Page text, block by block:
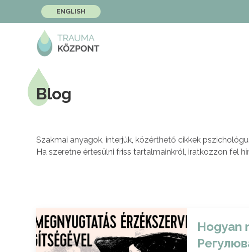
ENGLISH
Blog
Szakmai anyagok, interjúk, közérthető cikkek
Ha szeretne értesülni friss tartalmainkról, iratkozzon fel
Hogyan